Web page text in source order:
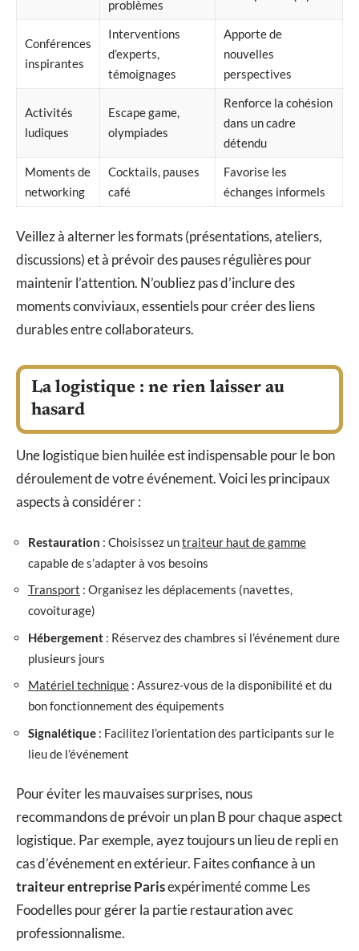
problèmes
Conférences
inspirantes
Interventions
d’experts,
témoignages
Apporte de
nouvelles
perspectives
Activités
ludiques
Escape game,
olympiades
Renforce la cohésion
dans un cadre
détendu
Moments de
networking
Cocktails, pauses
café
Favorise les
échanges informels
Veillez à alterner les formats (présentations, ateliers,
discussions) et à prévoir des pauses régulières pour
maintenir l’attention. N’oubliez pas d’inclure des
moments conviviaux, essentiels pour créer des liens
durables entre collaborateurs.
La logistique : ne rien laisser au
hasard
Une logistique bien huilée est indispensable pour le bon
déroulement de votre événement. Voici les principaux
aspects à considérer :
Restauration : Choisissez untraiteur haut de gamme
capable de s’adapter à vos besoins
Transport : Organisez les déplacements (navettes,
covoiturage)
Hébergement : Réservez des chambres si l’événement dure
plusieurs jours
Matériel technique : Assurez-vous de la disponibilité et du
bon fonctionnement des équipements
Signalétique : Facilitez l’orientation des participants sur le
lieu de l’événement
Pour éviter les mauvaises surprises, nous
recommandons de prévoir un plan B pour chaque aspect
logistique. Par exemple, ayez toujours un lieu de repli en
cas d’événement en extérieur. Faites confiance à un
traiteur entreprise Parisexpérimenté comme Les
Foodelles pour gérer la partie restauration avec
professionnalisme.